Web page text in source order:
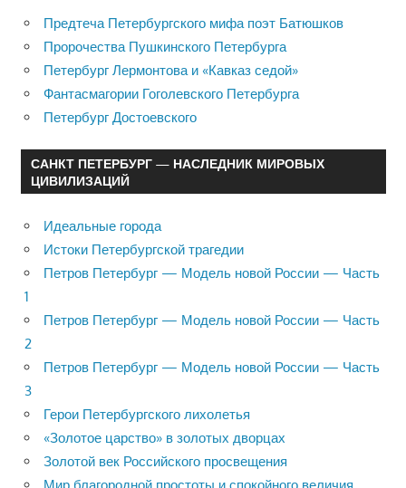
Предтеча Петербургского мифа поэт Батюшков
Пророчества Пушкинского Петербурга
Петербург Лермонтова и «Кавказ седой»
Фантасмагории Гоголевского Петербурга
Петербург Достоевского
САНКТ ПЕТЕРБУРГ — НАСЛЕДНИК МИРОВЫХ
ЦИВИЛИЗАЦИЙ
Идеальные города
Истоки Петербургской трагедии
Петров Петербург — Модель новой России — Часть
1
Петров Петербург — Модель новой России — Часть
2
Петров Петербург — Модель новой России — Часть
3
Герои Петербургского лихолетья
«Золотое царство» в золотых дворцах
Золотой век Российского просвещения